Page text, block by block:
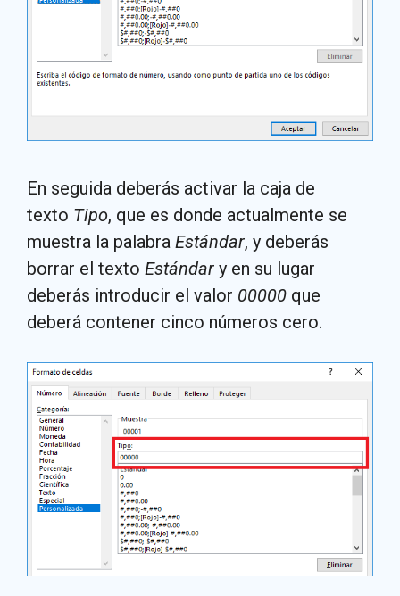
En seguida deberás activar la caja de
texto Tipo, que es donde actualmente se
muestra la palabra Estándar, y deberás
borrar el texto Estándar y en su lugar
deberás introducir el valor 00000 que
deberá contener cinco números cero.